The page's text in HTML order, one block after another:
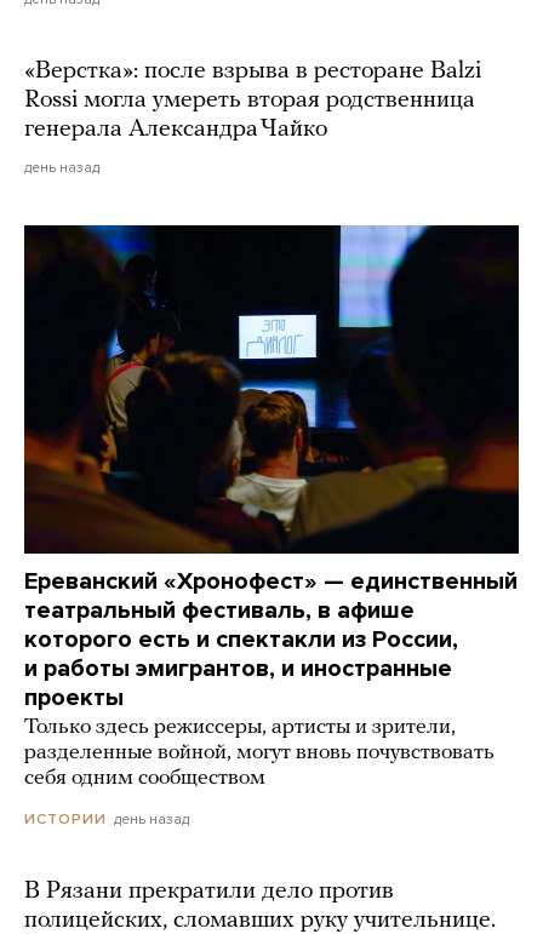
«Верстка»: после взрыва в ресторане Balzi
Rossi могла умереть вторая родственница
генерала Александра Чайко
день назад
Ереванский «Хронофест» — единственный
театральный фестиваль, в афише
которого есть и спектакли из России,
и работы эмигрантов, и иностранные
проекты
Только здесь режиссеры, артисты и зрители,
разделенные войной, могут вновь почувствовать
себя одним сообществом
ИСТОРИИ день назад
В Рязани прекратили дело против
полицейских, сломавших руку учительнице.